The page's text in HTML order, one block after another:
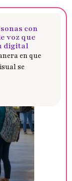
con
voz que
digital
en que
se